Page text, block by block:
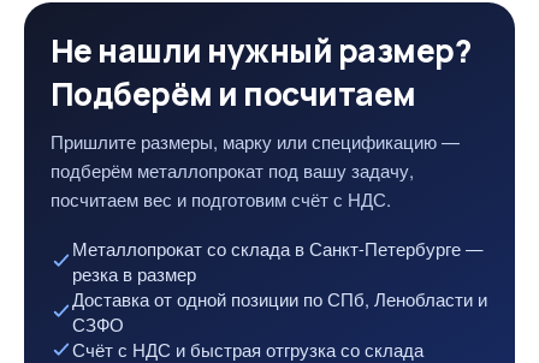
Не нашли нужный размер?
Подберём и посчитаем
Пришлите размеры, марку или спецификацию —
подберём металлопрокат под вашу задачу,
посчитаем вес и подготовим счёт с НДС.
Металлопрокат со склада в Санкт-Петербурге —
резка в размер
Доставка от одной позиции по СПб, Ленобласти и
СЗФО
Счёт с НДС и быстрая отгрузка со склада